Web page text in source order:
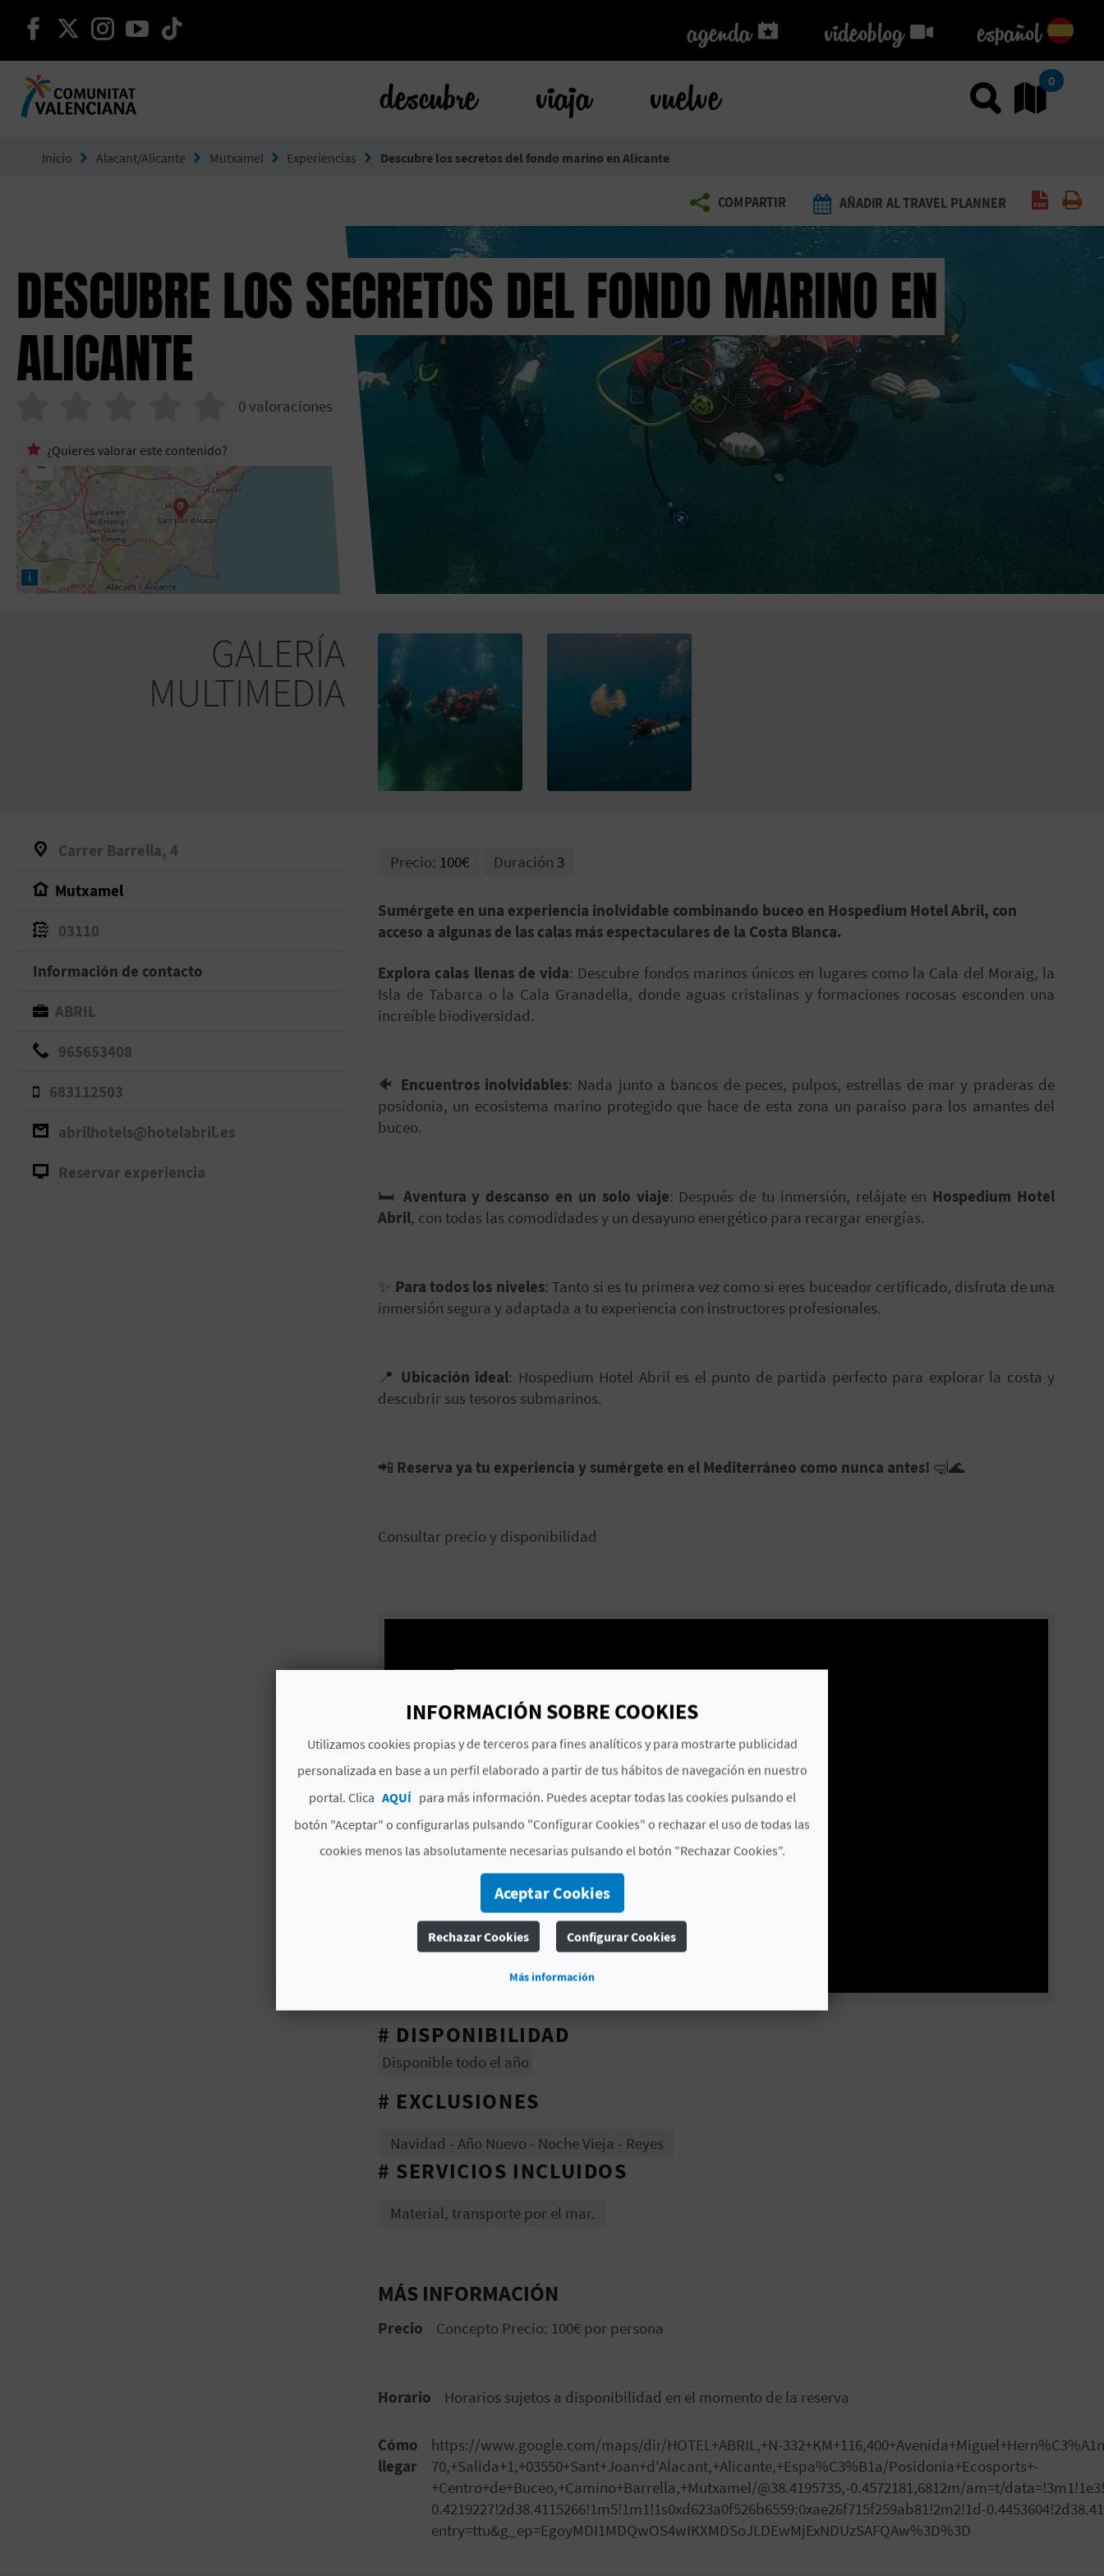
seguir en facebook
seguir en twitter
seguir en instagram
seguir en youtube agenda
agenda videoblog
videoblog español
descubre viaja vuelve Usar el
0
Inicio Alacant/Alicante Mutxamel Experiencias Descubre los secretos del fondo marino en Alicante
DESCUBRE LOS SECRETOS DEL FONDO MARINO EN
ALICANTE
0valoraciones
¿Quieres valorar este contenido?
+
−
i
COMPARTIR AÑADIR AL TRAVEL PLANNER Generar
GALERÍA
MULTIMEDIA
Carrer Barrella, 4
Mutxamel
03110
Información de contacto
ABRIL
965653408
683112503
abrilhotels@hotelabril.es
Reservar experiencia
Precio: 100€ Duración 3
Sumérgete en una experiencia inolvidable combinando buceo en Hospedium Hotel Abril, con
acceso a algunas de las calas más espectaculares de la Costa Blanca.
Explora calas llenas de vida: Descubre fondos marinos únicos en lugares como la Cala del Moraig, la
Isla de Tabarca o la Cala Granadella, donde aguas cristalinas y formaciones rocosas esconden una
increíble biodiversidad.
🐠 Encuentros inolvidables: Nada junto a bancos de peces, pulpos, estrellas de mar y praderas de
posidonia, un ecosistema marino protegido que hace de esta zona un paraíso para los amantes del
buceo.
🛏️ Aventura y descanso en un solo viaje: Después de tu inmersión, relájate en Hospedium Hotel
Abril, con todas las comodidades y un desayuno energético para recargar energías.
✨ Para todos los niveles: Tanto si es tu primera vez como si eres buceador certificado, disfruta de una
inmersión segura y adaptada a tu experiencia con instructores profesionales.
📍 Ubicación ideal: Hospedium Hotel Abril es el punto de partida perfecto para explorar la costa y
descubrir sus tesoros submarinos.
📲 Reserva ya tu experiencia y sumérgete en el Mediterráneo como nunca antes! 🤿🌊
Consultar precio y disponibilidad
# DISPONIBILIDAD
Disponible todo el año
# EXCLUSIONES
Navidad - Año Nuevo - Noche Vieja - Reyes
# SERVICIOS INCLUIDOS
Material, transporte por el mar.
MÁS INFORMACIÓN
Precio Concepto Precio: 100€ por persona
Horario Horarios sujetos a disponibilidad en el momento de la reserva
Cómo
llegar
https://www.google.com/maps/dir/HOTEL+ABRIL,+N-
70,+Salida+1,+03550+Sant+Joan+d'Alacant,+Alicante,+Espa%C3%B1a/Posidonia+Ecosports+-
+Centro+de+Buceo,+Camino+Barrella,+Mutxamel/@38.4195735,-0.4572181,6812m/am=t/
0.4219227!2d38.4115266!1m5!1m1!1s0xd623a0f526b6559:0xae26f715f259ab81!2m2!1d-
entry=ttu&g_ep=EgoyMDI1MDQwOS4wIKXMDSoJLDEwMjExNDUzSAFQAw%3D%3D
INFORMACIÓN SOBRE COOKIES
Utilizamos cookies propias y de terceros para fines analíticos y para mostrarte publicidad
personalizada en base a un perfil elaborado a partir de tus hábitos de navegación en nuestro
portal. Clica AQUÍ para más información. Puedes aceptar todas las cookies pulsando el
botón "Aceptar" o configurarlas pulsando "Configurar Cookies" o rechazar el uso de todas las
cookies menos las absolutamente necesarias pulsando el botón "Rechazar Cookies".
Aceptar Cookies
Rechazar Cookies Configurar Cookies
Más información